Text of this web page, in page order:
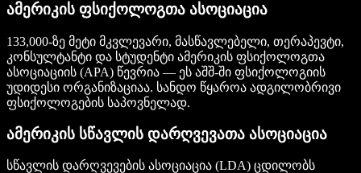
ამერიკის ფსიქოლოგთა ასოციაცია
133,000-ზე მეტი მკვლევარი, მასწავლებელი, თერაპევტი,
კონსულტანტი და სტუდენტი ამერიკის ფსიქოლოგთა
ასოციაციის (APA) წევრია — ეს აშშ-ში ფსიქოლოგიის
უდიდესი ორგანიზაციაა. სანდო წყაროა ადგილობრივი
ფსიქოლოგების საპოვნელად.
ამერიკის სწავლის დარღვევათა ასოციაცია
სწავლის დარღვევების ასოციაცია (LDA) ცდილობს